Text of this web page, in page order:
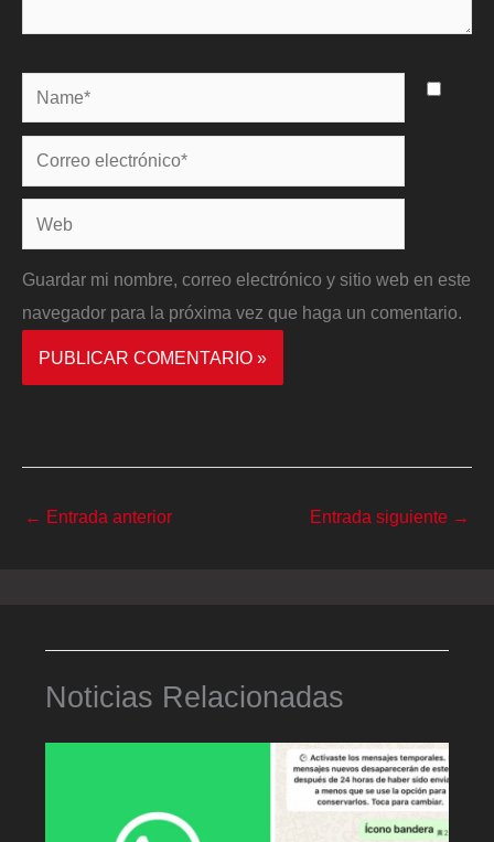
Name*
Correo
electrónico*
Web
Guardar mi nombre, correo electrónico y sitio web en este
navegador para la próxima vez que haga un comentario.
← Entrada anterior Entrada siguiente →
Noticias Relacionadas